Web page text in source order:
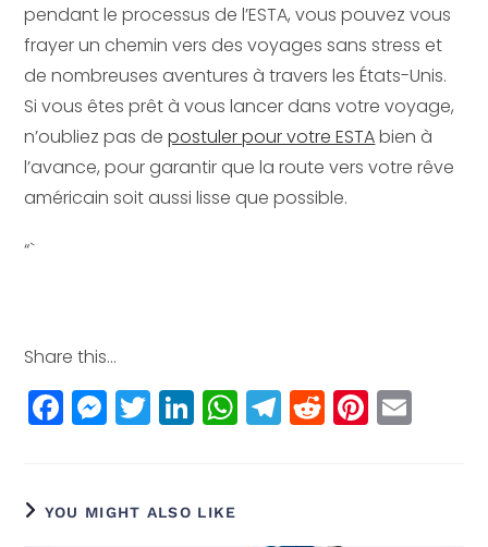
pendant le processus de l’ESTA, vous pouvez vous
frayer un chemin vers des voyages sans stress et
de nombreuses aventures à travers les États-Unis.
Si vous êtes prêt à vous lancer dans votre voyage,
n’oubliez pas depostuler pour votre ESTAbien à
l’avance, pour garantir que la route vers votre rêve
américain soit aussi lisse que possible.
“`
Share this...
F
a
e
M
e
e
T
w
e
Li
n
e
W
h
T
el
R
e
Pi
n
YOU MIGHT ALSO LIKE